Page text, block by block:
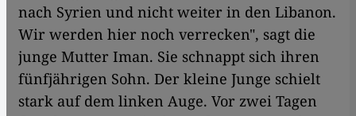
nach Syrien und nicht weiter in den Libanon.
Wir werden hier noch verrecken", sagt die
junge Mutter Iman. Sie schnappt sich ihren
fünfjährigen Sohn. Der kleine Junge schielt
stark auf dem linken Auge. Vor zwei Tagen